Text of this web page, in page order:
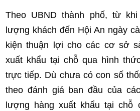
Theo UBND thành phố, từ
lượng khách đến Hội An ngày
kiện thuận lợi cho các cơ sở
xuất khẩu tại chỗ qua hình
trực tiếp. Dù chưa có con số
theo đánh giá ban đầu của
lượng hàng xuất khẩu tại chỗ